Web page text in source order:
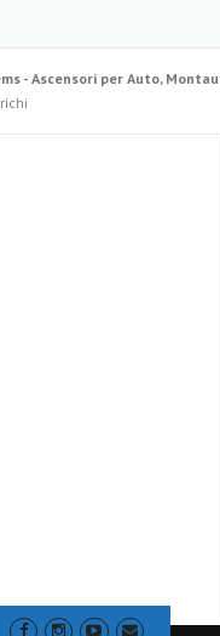
- Ascensori per Auto,